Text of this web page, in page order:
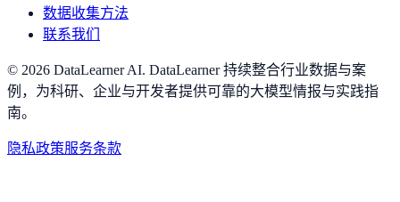
数据收集方法
联系我们
© 2026 DataLearner AI. DataLearner 持续整合行业数据与案
例，为科研、企业与开发者提供可靠的大模型情报与实践指
南。
隐私政策服务条款